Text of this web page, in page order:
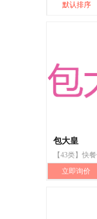
默认排序
包大皇
【43类】快
立即询价